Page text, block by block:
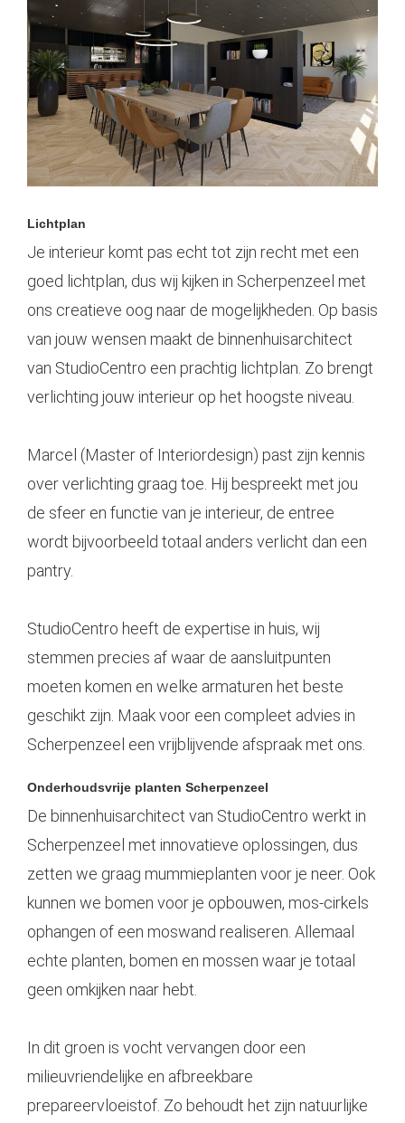
Lichtplan
Je interieur komt pas echt tot zijn recht met een
goed lichtplan, dus wij kijken in Scherpenzeel met
ons creatieve oog naar de mogelijkheden. Op basis
van jouw wensen maakt de binnenhuisarchitect
van StudioCentro een prachtig lichtplan. Zo brengt
verlichting jouw interieur op het hoogste niveau.
Marcel (Master of Interiordesign) past zijn kennis
over verlichting graag toe. Hij bespreekt met jou
de sfeer en functie van je interieur, de entree
wordt bijvoorbeeld totaal anders verlicht dan een
pantry.
StudioCentro heeft de expertise in huis, wij
stemmen precies af waar de aansluitpunten
moeten komen en welke armaturen het beste
geschikt zijn. Maak voor een compleet advies in
Scherpenzeel een vrijblijvende afspraak met ons.
Onderhoudsvrije planten Scherpenzeel
De binnenhuisarchitect van StudioCentro werkt in
Scherpenzeel met innovatieve oplossingen, dus
zetten we graag mummieplanten voor je neer. Ook
kunnen we bomen voor je opbouwen, mos-cirkels
ophangen of een moswand realiseren. Allemaal
echte planten, bomen en mossen waar je totaal
geen omkijken naar hebt.
In dit groen is vocht vervangen door een
milieuvriendelijke en afbreekbare
prepareervloeistof. Zo behoudt het zijn natuurlijke